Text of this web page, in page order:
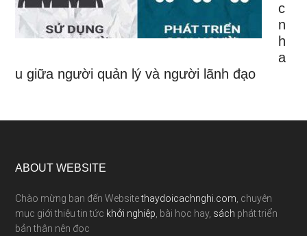
c
n
h
a
u giữa người quản lý và người lãnh đạo
ABOUT WEBSITE
Chào mừng bạn đến Websitethaydoicachnghi.com , chuyên
mục giới thiệu tin tức khởi nghiệp , bài học hay, sách phát triển
bản thân nên đọc